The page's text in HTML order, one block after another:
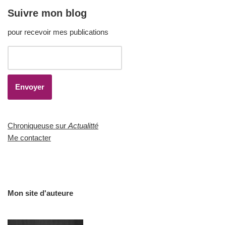
Suivre mon blog
pour recevoir mes publications
Chroniqueuse sur Actualitté
Me contacter
Mon site d'auteure